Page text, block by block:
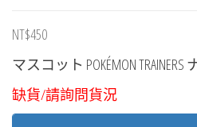
NT$450
マスコット POKÉMON
缺貨/請詢問貨況